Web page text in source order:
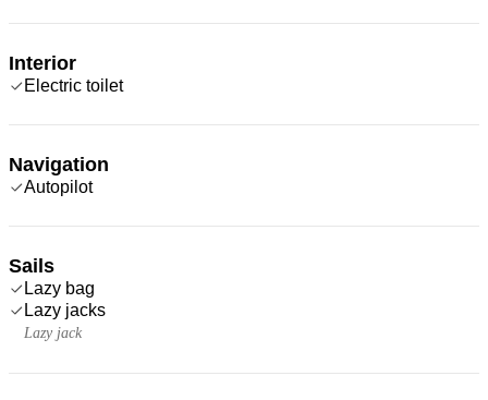
Interior
Electric toilet
Navigation
Autopilot
Sails
Lazy bag
Lazy jacks
Lazy jack